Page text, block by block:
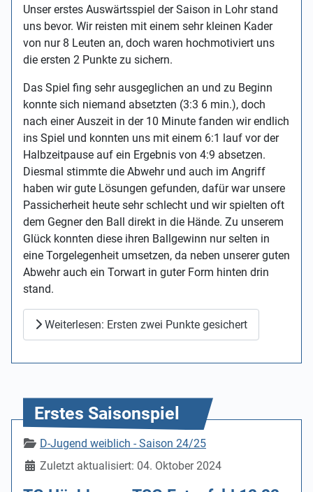
Unser erstes Auswärtsspiel der Saison in Lohr stand
uns bevor. Wir reisten mit einem sehr kleinen Kader
von nur 8 Leuten an, doch waren hochmotiviert uns
die ersten 2 Punkte zu sichern.
Das Spiel fing sehr ausgeglichen an und zu Beginn
konnte sich niemand absetzten (3:3 6 min.), doch
nach einer Auszeit in der 10 Minute fanden wir endlich
ins Spiel und konnten uns mit einem 6:1 lauf vor der
Halbzeitpause auf ein Ergebnis von 4:9 absetzen.
Diesmal stimmte die Abwehr und auch im Angriff
haben wir gute Lösungen gefunden, dafür war unsere
Passicherheit heute sehr schlecht und wir spielten oft
dem Gegner den Ball direkt in die Hände. Zu unserem
Glück konnten diese ihren Ballgewinn nur selten in
eine Torgelegenheit umsetzen, da neben unserer guten
Abwehr auch ein Torwart in guter Form hinten drin
stand.
Weiterlesen: Ersten zwei Punkte gesichert
Erstes Saisonspiel
DetailsD-Jugend weiblich - Saison 24/25
Zuletzt aktualisiert: 04. Oktober 2024